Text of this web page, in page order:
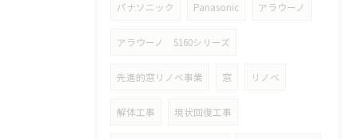
パナソニック Panasonic アラウーノ
アラウーノ S160シリーズ
先進的窓リノベ事業 窓 リノベ
解体工事 現状回復工事